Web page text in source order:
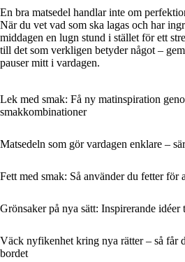
En bra matsedel handlar inte om
När du vet vad som ska lagas och har
middagen en lugn stund i stället för ett
till det som verkligen betyder något –
pauser mitt i vardagen.
Lek med smak: Få ny matinspiration
smakkombinationer
Matsedeln som gör vardagen enklare –
Fett med smak: Så använder du fetter för
Grönsaker på nya sätt: Inspirerande idéer
Väck nyfikenhet kring nya rätter – så får
bordet